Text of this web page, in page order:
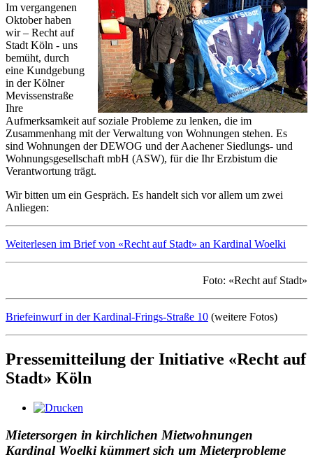
Im vergangenen
Oktober haben
wir – Recht auf
Stadt Köln - uns
bemüht, durch
eine Kundgebung
in der Kölner
Mevissenstraße
Ihre
Aufmerksamkeit auf soziale Probleme zu lenken, die im
Zusammenhang mit der Verwaltung von Wohnungen stehen. Es
sind Wohnungen der DEWOG und der Aachener Siedlungs- und
Wohnungsgesellschaft mbH (ASW), für die Ihr Erzbistum die
Verantwortung trägt.
Wir bitten um ein Gespräch. Es handelt sich vor allem um zwei
Anliegen:
Weiterlesen im Brief von «Recht auf Stadt» an Kardinal Woelki
Foto: «Recht auf Stadt»
Briefeinwurf in der Kardinal-Frings-Straße 10 (weitere Fotos)
Pressemitteilung der Initiative «Recht auf
Stadt» Köln
Mietersorgen in kirchlichen Mietwohnungen
Kardinal Woelki kümmert sich um Mieterprobleme